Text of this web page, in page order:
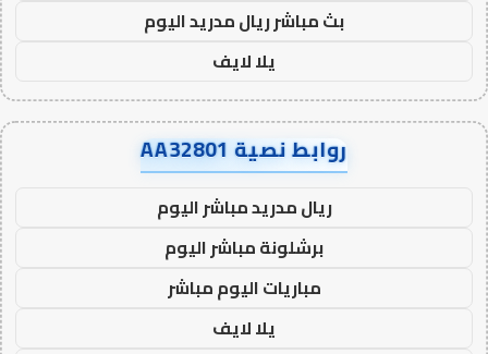
بث مباشر ريال مدريد اليوم
يلا لايف
روابط نصية AA32801
ريال مدريد مباشر اليوم
برشلونة مباشر اليوم
مباريات اليوم مباشر
يلا لايف